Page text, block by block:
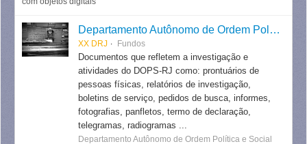
Departamento Autônomo de Ordem Política e Social do Estado do Rio de Janeiro
XX DRJ Fundos
Documentos que refletem a investigação e
atividades do DOPS-RJ como: prontuários de
pessoas físicas, relatórios de investigação,
boletins de serviço, pedidos de busca, informes,
fotografias, panfletos, termo de declaração,
telegramas, radiogramas ...
Departamento Autônomo de Ordem Política e Social